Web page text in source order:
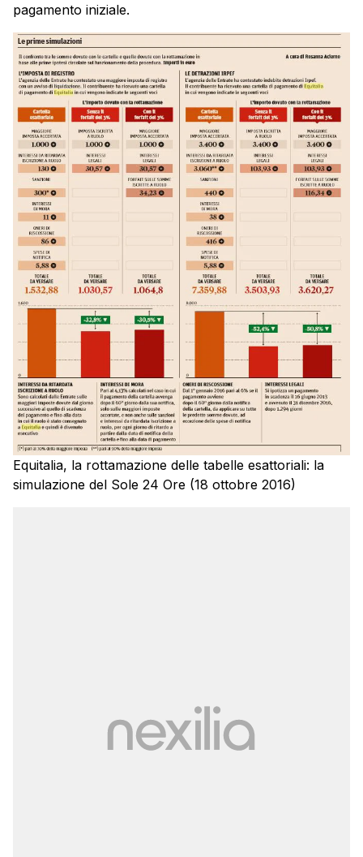
pagamento iniziale.
Equitalia, la rottamazione delle tabelle esattoriali: la
simulazione del Sole 24 Ore (18 ottobre 2016)